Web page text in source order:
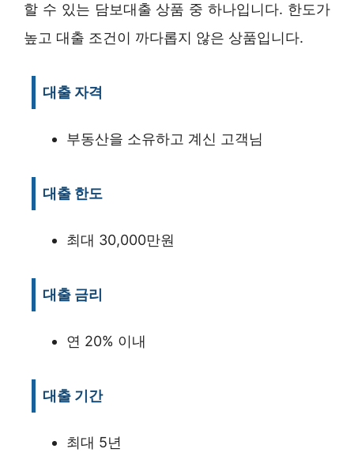
할 수 있는 담보대출 상품 중 하나입니다. 한도가
높고 대출 조건이 까다롭지 않은 상품입니다.
대출 자격
부동산을 소유하고 계신 고객님
대출 한도
최대 30,000만원
대출 금리
연 20% 이내
대출 기간
최대 5년